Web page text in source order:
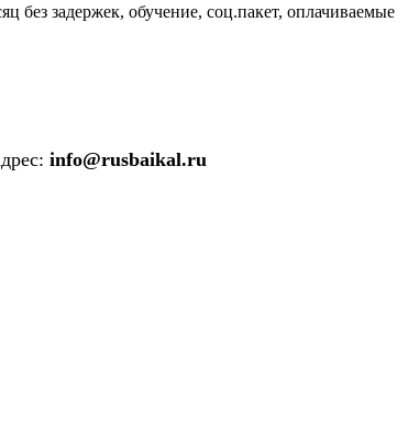
без задержек, обучение, соц.пакет, оплачиваемые
info@rusbaikal.ru